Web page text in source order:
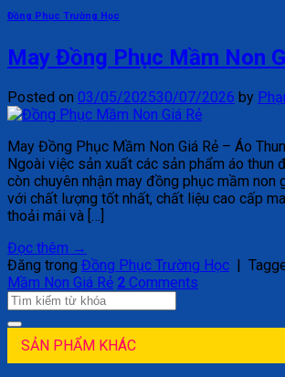
Đồng Phục Trường Học
May Đồng Phục Mầm Non
Posted on 03/05/202530/07/2026 by
May Đồng Phục Mầm Non Giá Rẻ – Áo
Ngoài việc sản xuất các sản phẩm áo thun
còn chuyên nhận may đồng phục mầm non
với chất lượng tốt nhất, chất liệu cao cấp
thoải mái và […]
Đọc thêm →
Đăng trong Đồng Phục Trường Học
Mầm Non Giá Rẻ 2 Comments
SẢN PHẨM KHÁC